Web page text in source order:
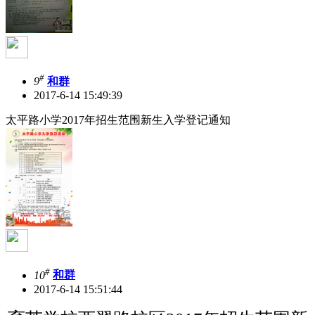
9# 和群
2017-6-14 15:49:39
太平路小学2017年招生范围新生入学登记通知
10# 和群
2017-6-14 15:51:44